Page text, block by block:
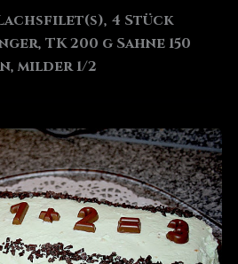
4 Stück
TK 200 g Sahne 150
milder 1/2